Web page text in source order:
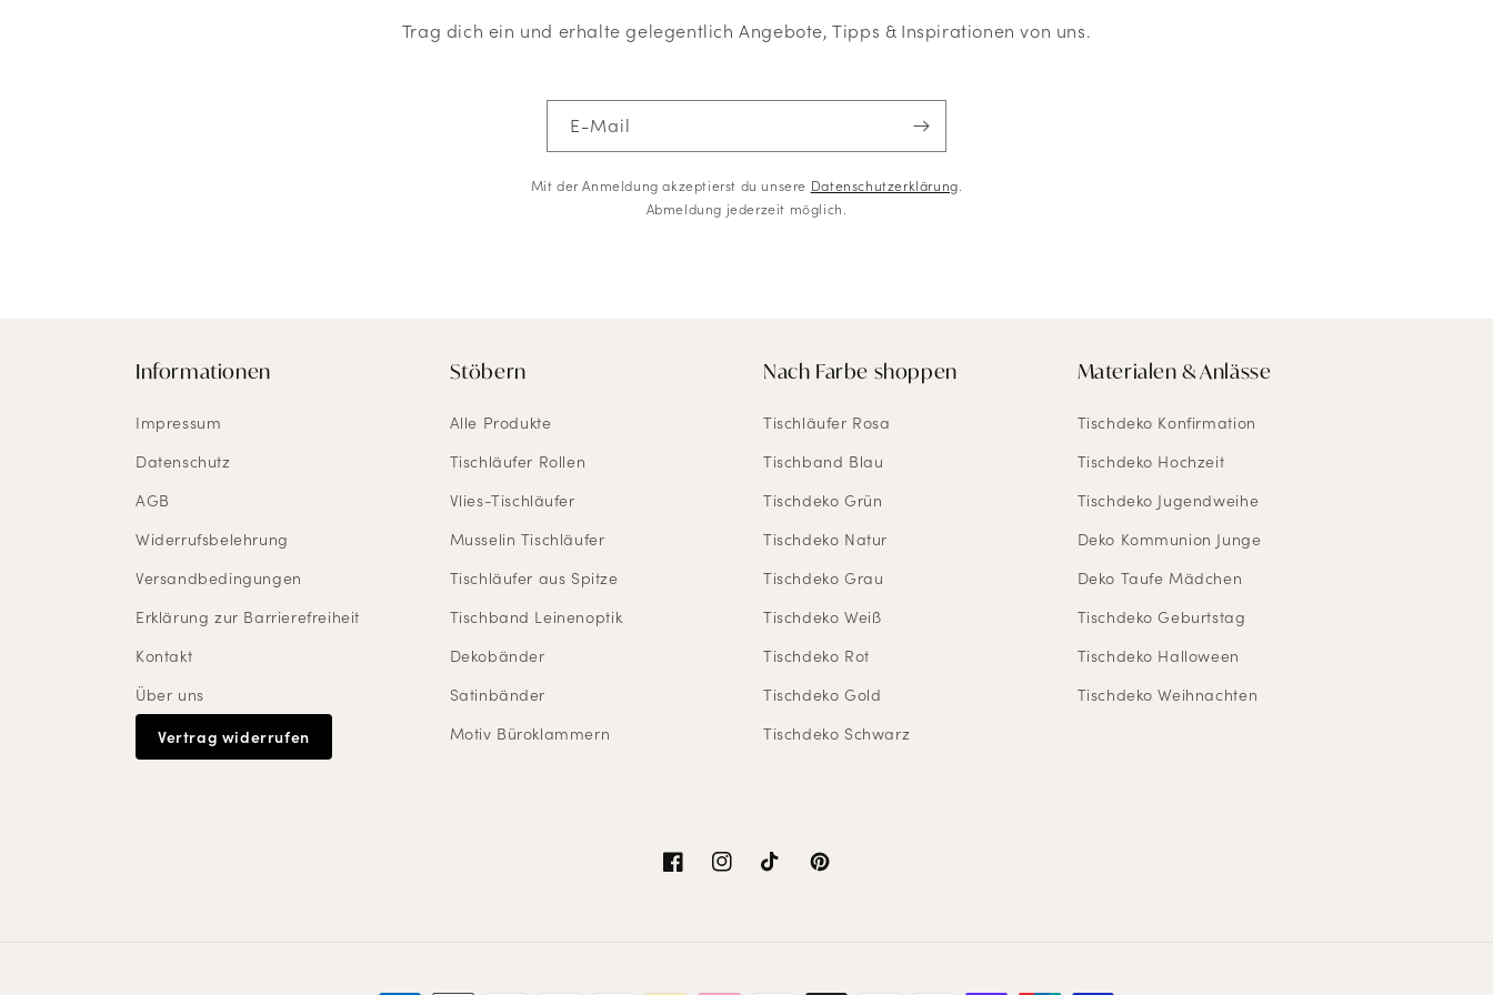
Trag dich ein und erhalte gelegentlich Angebote, Tipps & Inspirationen von uns.
E-Mail
Mit der Anmeldung akzeptierst du unsere Datenschutzerklärung
Abmeldung jederzeit möglich.
Informationen
Impressum
Datenschutz
AGB
Widerrufsbelehrung
Versandbedingungen
Erklärung zur Barrierefreiheit
Kontakt
Über uns
Vertrag widerrufen
Stöbern
Alle Produkte
Tischläufer Rollen
Vlies-Tischläufer
Musselin Tischläufer
Tischläufer aus Spitze
Tischband Leinenoptik
Dekobänder
Satinbänder
Motiv Büroklammern
Nach Farbe shoppen
Tischläufer Rosa
Tischband Blau
Tischdeko Grün
Tischdeko Natur
Tischdeko Grau
Tischdeko Weiß
Tischdeko Rot
Tischdeko Gold
Tischdeko Schwarz
Materialen & Anlässe
Tischdeko Konfirmation
Tischdeko Hochzeit
Tischdeko Jugendweihe
Deko Kommunion Junge
Deko Taufe Mädchen
Tischdeko Geburtstag
Tischdeko Halloween
Tischdeko Weihnachten
FacebookInstagram
TikTok Pinterest